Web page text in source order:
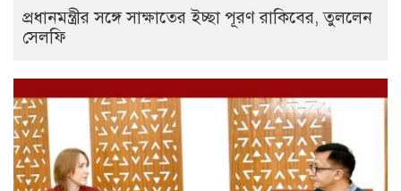
প্রধানমন্ত্রীর সঙ্গে সাক্ষাতের ইচ্ছা পূরণ রাকিবের, তুললেন
সেলফি